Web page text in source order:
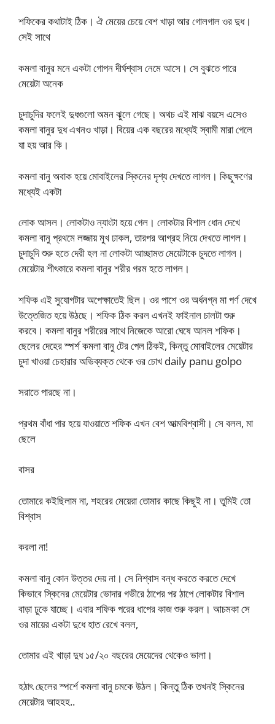
শফিকের কথাটাই ঠিক। ঐ মেয়ের চেয়ে বেশ খাড়া আর গোলগাল ওর দুধ।
সেই সাথে
কমলা বানুর মনে একটা গোপন দীর্ঘশ্বাস নেমে আসে। সে বুঝতে পারে
মেয়েটা অনেক
চুদাচুদির ফলেই দুধগুলো অমন ঝুলে গেছে। অথচ এই মাঝ বয়সে এসেও
কমলা বানুর দুধ এখনও খাড়া। বিয়ের এক বছরের মধ্যেই স্বামী মারা গেলে
যা হয় আর কি।
কমলা বানু অবাক হয়ে মোবাইলের স্কিনের দৃশ্য দেখতে লাগল। কিছুক্ষণের
মধ্যেই একটা
লোক আসল। লোকটাও ন্যাংটা হয়ে গেল। লোকটার বিশাল ধোন দেখে
কমলা বানু প্রথমে লজ্জায় মুখ ঢাকল, তারপর আগ্রহ নিয়ে দেখতে লাগল।
চুদাচুদি শুরু হতে দেরী হল না লোকটা আচ্ছামত মেয়েটাকে চুদতে লাগল।
মেয়েটার শীৎকারে কমলা বানুর শরীর গরম হতে লাগল।
শফিক এই সুযোগটার অপেক্ষাতেই ছিল। ওর পাশে ওর অর্ধনগ্ন মা পর্ণ দেখে
উত্তেজিত হয়ে উঠছে। শফিক ঠিক করল এখনই ফাইনাল চালটা শুরু
করবে। কমলা বানুর শরীরের সাথে নিজেকে আরো ঘেষে আনল শফিক।
ছেলের দেহের স্পর্শ কমলা বানু টের পেল ঠিকই, কিন্তু মোবাইলের মেয়েটার
চুদা খাওয়া চেহারার অভিব্যক্ত থেকে ওর চোখ daily panu golpo
সরাতে পারছে না।
প্রথম বাঁধা পার হয়ে যাওয়াতে শফিক এখন বেশ আত্মবিশ্বাসী। সে বলল, মা
ছেলে
বাসর
তোমারে কইছিলাম না, শহরের মেয়েরা তোমার কাছে কিছুই না। তুমিই তো
বিশ্বাস
করলা না!
কমলা বানু কোন উত্তর দেয় না। সে নিশ্বাস বন্ধ করতে করতে দেখে
কিভাবে স্কিনের মেয়েটার ভোদার গভীরে ঠাপের পর ঠাপে লোকটার বিশাল
বাড়া ঢুকে যাচ্ছে। এবার শফিক পরের ধাপের কাজ শুরু করল। আচমকা সে
ওর মায়ের একটা দুধে হাত রেখে বলল,
তোমার এই খাড়া দুধ ১৫/২০ বছরের মেয়েদের থেকেও ভালা।
হঠাৎ ছেলের স্পর্শে কমলা বানু চমকে উঠল। কিন্তু ঠিক তখনই স্কিনের
মেয়েটার আহহহ..